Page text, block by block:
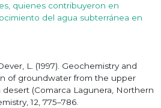
quienes contribuyeron en
del agua subterránea en
L. (1997). Geochemistry and
of groundwater from the upper
(Comarca Lagunera, Northern
12, 775–786.